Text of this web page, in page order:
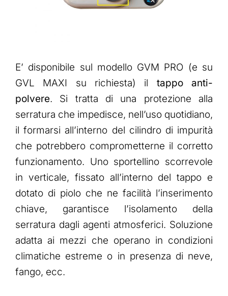
E’ disponibile sul modello GVM PRO (e su
GVL MAXI su richiesta) il tappo anti-
polvere. Si tratta di una protezione alla
serratura che impedisce, nell’uso quotidiano,
il formarsi all’interno del cilindro di impurità
che potrebbero comprometterne il corretto
funzionamento. Uno sportellino scorrevole
in verticale, fissato all’interno del tappo e
dotato di piolo che ne facilità l’inserimento
chiave, garantisce l’isolamento della
serratura dagli agenti atmosferici. Soluzione
adatta ai mezzi che operano in condizioni
climatiche estreme o in presenza di neve,
fango, ecc.